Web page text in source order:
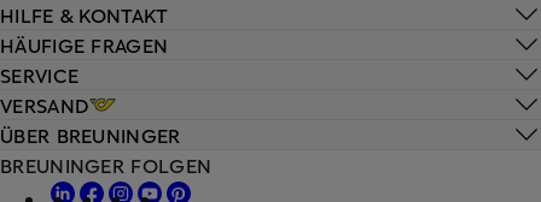
HILFE & KONTAKT
HÄUFIGE FRAGEN
SERVICE
VERSAND
ÜBER BREUNINGER
BREUNINGER FOLGEN